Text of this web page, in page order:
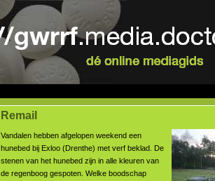
Remail
Vandalen hebben afgelopen weekend een
hunebed bij Exloo (Drenthe) met verf beklad. De
stenen van het hunebed zijn in alle kleuren van
de regenboog gespoten. Welke boodschap